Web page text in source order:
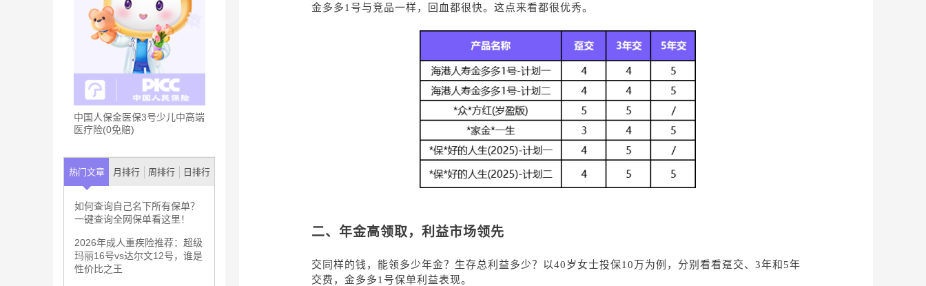
中国人保金医保3号少儿中高端
医疗险(0免赔)
热门文章 月排行 周排行 日排行
如何查询自己名下所有保单？
一键查询全网保单看这里！
2026年成人重疾险推荐：超级
玛丽16号vs达尔文12号，谁是
性价比之王
金多多1号与竞品一样，回血都很快。这点来看都很优秀。
二、 年金高领取，利益市场领先
交同样的钱，能领多少年金？生存总利益多少？以40岁女士投保10万为例，分别看看趸交、3年和5年
交费，金多多1号保单利益表现。